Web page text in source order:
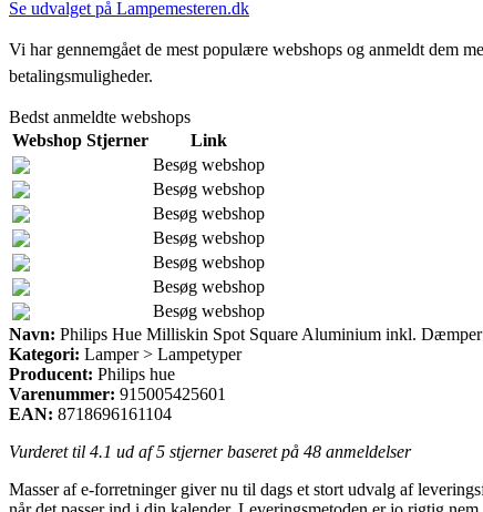
Se udvalget på Lampemesteren.dk
Vi har gennemgået de mest populære webshops og anmeldt dem
betalingsmuligheder.
Bedst anmeldte webshops
Webshop Stjerner
Link
Besøg webshop
Besøg webshop
Besøg webshop
Besøg webshop
Besøg webshop
Besøg webshop
Besøg webshop
Navn: Philips Hue Milliskin Spot Square Aluminium inkl. Dæmper
Kategori: Lamper > Lampetyper
Producent: Philips hue
Varenummer: 915005425601
EAN: 8718696161104
Vurderet til 4.1 ud af 5 stjerner baseret på 48 anmeldelser
Masser af e-forretninger giver nu til dags et stort udvalg af